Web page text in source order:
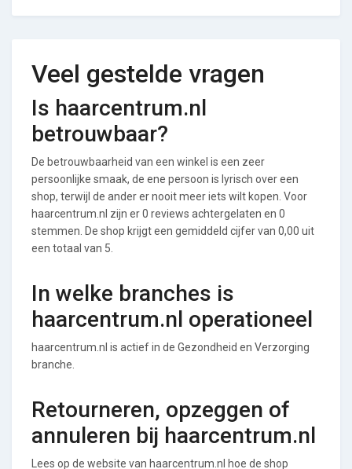
Veel gestelde vragen
Is haarcentrum.nl
betrouwbaar?
De betrouwbaarheid van een winkel is een zeer
persoonlijke smaak, de ene persoon is lyrisch over een
shop, terwijl de ander er nooit meer iets wilt kopen. Voor
haarcentrum.nl zijn er 0 reviews achtergelaten en 0
stemmen. De shop krijgt een gemiddeld cijfer van 0,00 uit
een totaal van 5.
In welke branches is
haarcentrum.nl operationeel
haarcentrum.nl is actief in de Gezondheid en Verzorging
branche.
Retourneren, opzeggen of
annuleren bij haarcentrum.nl
Lees op de website van haarcentrum.nl hoe de shop